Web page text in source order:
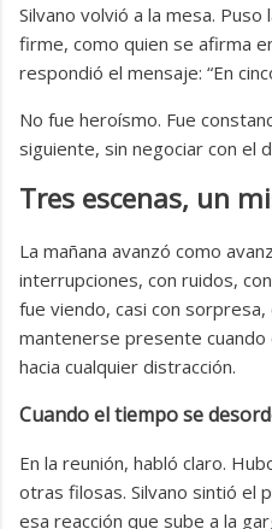
Silvano volvió a la mesa.
firme, como quien se afirma
respondió el mensaje: “En
No fue heroísmo. Fue
siguiente, sin negociar con el
Tres escenas, un
La mañana avanzó como
interrupciones, con ruidos,
fue viendo, casi con
mantenerse presente
hacia cualquier distracción.
Cuando el tiempo se
En la reunión, habló claro.
otras filosas. Silvano sintió el
esa reacción que sube a la